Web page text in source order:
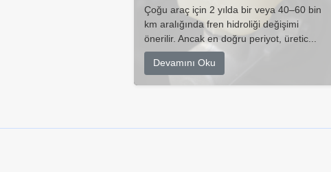
Çoğu araç için 2 yılda bir veya 40–60 bin
km aralığında fren hidroliği değişimi
önerilir. Ancak en doğru periyot, üretic...
Devamını Oku